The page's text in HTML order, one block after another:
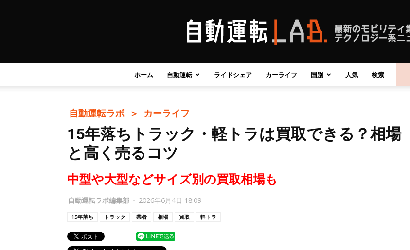
自
動
ホーム 自動運転 ライドシェア カーライフ 国別 人気 検索
自動運転ラボ ＞ カーライフ
15年落ちトラック・軽トラは買取できる？相場
と高く売るコツ
中型や大型などサイズ別の買取相場も
自動運転ラボ編集部 - 2026年6月4日 18:09
15年落ち トラック 業者 相場 買取 軽トラ